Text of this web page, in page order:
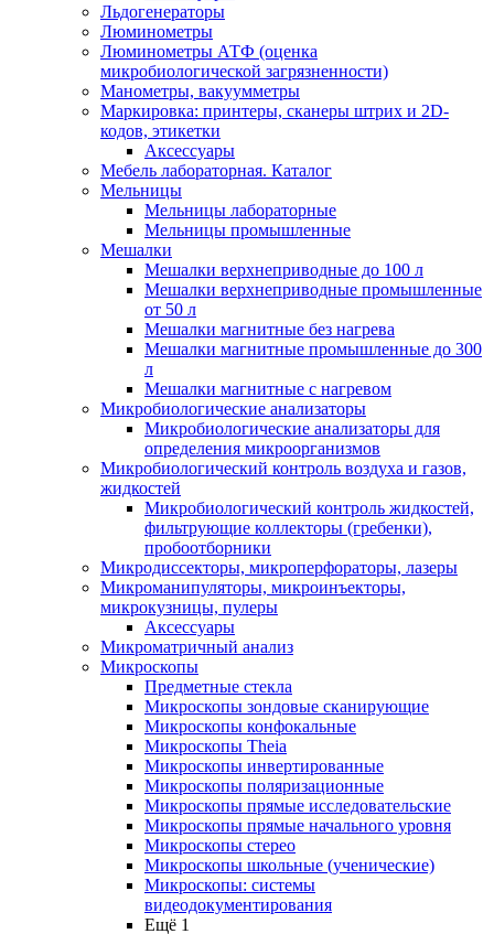
Льдогенераторы
Люминометры
Люминометры АТФ (оценка
микробиологической загрязненности)
Манометры, вакуумметры
Маркировка: принтеры, сканеры штрих и 2D-
кодов, этикетки
Аксессуары
Мебель лабораторная. Каталог
Мельницы
Мельницы лабораторные
Мельницы промышленные
Мешалки
Мешалки верхнеприводные до 100 л
Мешалки верхнеприводные промышленные
от 50 л
Мешалки магнитные без нагрева
Мешалки магнитные промышленные до 300
л
Мешалки магнитные с нагревом
Микробиологические анализаторы
Микробиологические анализаторы для
определения микроорганизмов
Микробиологический контроль воздуха и газов,
жидкостей
Микробиологический контроль жидкостей,
фильтрующие коллекторы (гребенки),
пробоотборники
Микродиссекторы, микроперфораторы, лазеры
Микроманипуляторы, микроинъекторы,
микрокузницы, пулеры
Аксессуары
Микроматричный анализ
Микроскопы
Предметные стекла
Микроскопы зондовые сканирующие
Микроскопы конфокальные
Микроскопы Theia
Микроскопы инвертированные
Микроскопы поляризационные
Микроскопы прямые исследовательские
Микроскопы прямые начального уровня
Микроскопы стерео
Микроскопы школьные (ученические)
Микроскопы: системы
видеодокументирования
Ещё 1